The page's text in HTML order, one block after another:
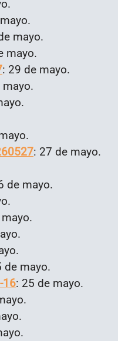
mayo.
mayo.
: 29 de mayo.
mayo.
: 27 de mayo.
de mayo.
de mayo.
16: 25 de mayo.